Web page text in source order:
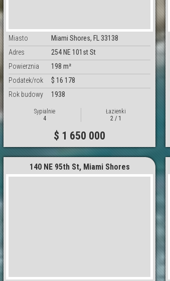
Miasto
Miami Shores, FL 33138
Adres
254 NE 101st St
Powierznia
198 m²
Podatek/rok
$ 16 178
Rok budowy
1938
Sypialnie
4
Łazienki
2 / 1
$ 1 650 000
140 NE 95th St, Miami Shores